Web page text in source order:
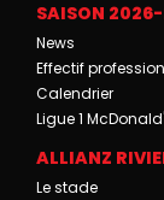
SAISON
News
Effectif
Calendrier
Ligue 1
ALLIANZ
Le stade